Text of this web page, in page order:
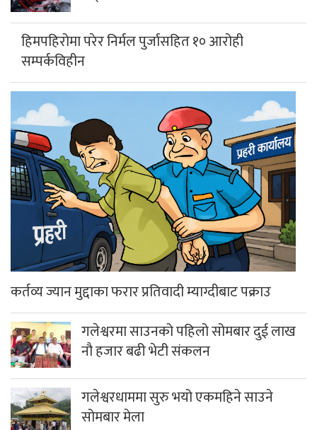
हिमपहिरोमा परेर निर्मल पुर्जासहित १० आरोही
सम्पर्कविहीन
कर्तव्य ज्यान मुद्दाका फरार प्रतिवादी म्याग्दीबाट पक्राउ
गलेश्वरमा साउनको पहिलो सोमबार दुई लाख
नौ हजार बढी भेटी संकलन
गलेश्वरधाममा सुरु भयो एकमहिने साउने
सोमबार मेला